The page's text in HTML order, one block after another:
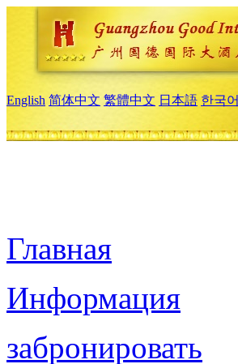
English 简体中文 繁體中文 日本語 한국어
Главная
Информация
забронировать